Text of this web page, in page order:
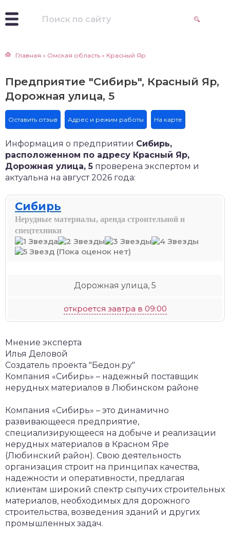
Главная » Омская область » Красный Яр
Предприятие "Сибирь", Красный Яр,
Дорожная улица, 5
Оставить отзыв Адрес и режим работы На карте
Информация о предприятии Сибирь,
расположенном по адресу Красный Яр,
Дорожная улица, 5 проверена экспертом и
актуальна на август 2026 года:
Сибирь
Нерудные материалы, аренда строительной и
спецтехники
(Пока оценок нет)
Дорожная улица, 5
откроется завтра в 09:00
Мнение эксперта
Илья Деловой
Создатель проекта "Бедон.ру"
Компания «Сибирь» – надежный поставщик
нерудных материалов в Любинском районе
Компания «Сибирь» – это динамично
развивающееся предприятие,
специализирующееся на добыче и реализации
нерудных материалов в Красном Яре
(Любинский район). Свою деятельность
организация строит на принципах качества,
надежности и оперативности, предлагая
клиентам широкий спектр сыпучих строительных
материалов, необходимых для дорожного
строительства, возведения зданий и других
промышленных задач.